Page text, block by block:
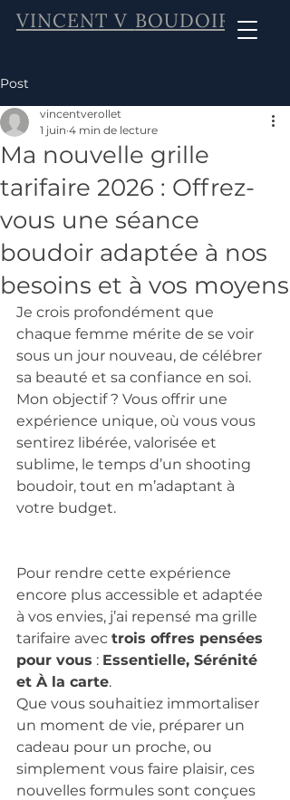
VINCENT V BOUDOIR
Post
Ma nouvelle grille
tarifaire 2026 : Offrez-
vous une séance
boudoir adaptée à nos
besoins et à vos moyens
vincentverollet
1 juin 4 min de lecture
Je crois profondément que
chaque femme mérite de se voir
sous un jour nouveau, de célébrer
sa beauté et sa confiance en soi.
Mon objectif ? Vous offrir une
expérience unique, où vous vous
sentirez libérée, valorisée et
sublime, le temps d’un shooting
boudoir, tout en m’adaptant à
votre budget.
Pour rendre cette expérience
encore plus accessible et adaptée
à vos envies, j’ai repensé ma grille
tarifaire avec trois offres pensées
pour vous : Essentielle, Sérénité
et À la carte.
Que vous souhaitiez immortaliser
un moment de vie, préparer un
cadeau pour un proche, ou
simplement vous faire plaisir, ces
nouvelles formules sont conçues